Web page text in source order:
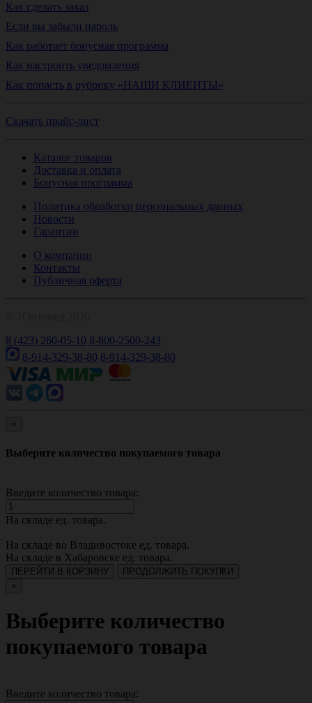
Как сделать заказ
Если вы забыли пароль
Как работает бонусная программа
Как настроить уведомления
Как попасть в рубрику «НАШИ КЛИЕНТЫ»
Скачать прайс-лист
Каталог товаров
Доставка и оплата
Бонусная программа
Политика обработки персональных данных
Новости
Гарантии
О компании
Контакты
Публичная оферта
8 (423) 260-05-10 8-800-2500-243
8-914-329-38-80 8-914-329-38-80
×
Выберите количество покупаемого товара
Введите количество товара:
На складе ед. товара.
На складе во Владивостоке ед. товара.
На складе в Хабаровске ед. товара.
ПЕРЕЙТИ В КОРЗИНУ
ПРОДОЛЖИТЬ ПОКУПКИ
×
Выберите количество
покупаемого товара
Введите количество товара: